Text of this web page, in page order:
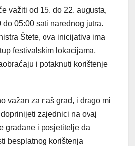
važiti od 15. do 22. augusta,
do 05:00 sati narednog jutra.
Štete, ova inicijativa ima
festivalskim lokacijama,
i potaknuti korištenje
važan za naš grad, i drago mi
zajednici na ovaj
građane i posjetitelje da
besplatnog korištenja